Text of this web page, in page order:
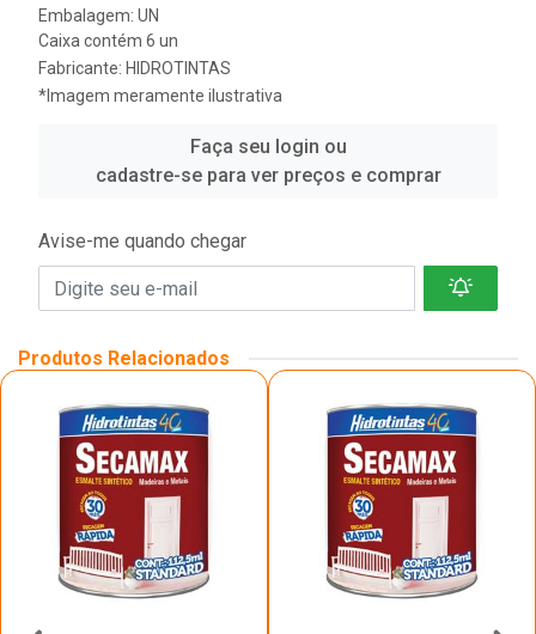
Embalagem: UN
Caixa contém 6 un
Fabricante: HIDROTINTAS
*Imagem meramente ilustrativa
Faça seu login ou
cadastre-se para ver preços e comprar
Avise-me quando chegar
Produtos Relacionados